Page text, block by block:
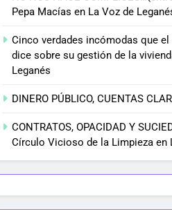
Pepa Macías en La Voz de
Cinco verdades incómodas que el
dice sobre su gestión de la
Leganés
DINERO PÚBLICO, CUENTAS
CONTRATOS, OPACIDAD Y
Círculo Vicioso de la Limpieza en